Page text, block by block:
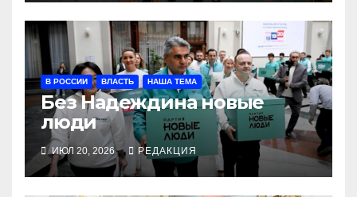
В РОССИИ ВЛАСТЬ НАША ТЕМА
Без Надеждина новые
люди
ИЮЛ 20, 2026 РЕДАКЦИЯ